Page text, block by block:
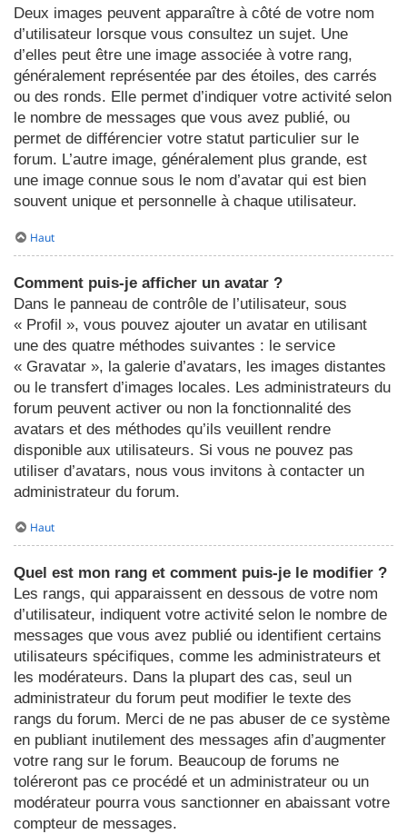
Deux images peuvent apparaître à côté de votre nom
d’utilisateur lorsque vous consultez un sujet. Une
d’elles peut être une image associée à votre rang,
généralement représentée par des étoiles, des carrés
ou des ronds. Elle permet d’indiquer votre activité selon
le nombre de messages que vous avez publié, ou
permet de différencier votre statut particulier sur le
forum. L’autre image, généralement plus grande, est
une image connue sous le nom d’avatar qui est bien
souvent unique et personnelle à chaque utilisateur.
Haut
Comment puis-je afficher un avatar ?
Dans le panneau de contrôle de l’utilisateur, sous
« Profil », vous pouvez ajouter un avatar en utilisant
une des quatre méthodes suivantes : le service
« Gravatar », la galerie d’avatars, les images distantes
ou le transfert d’images locales. Les administrateurs du
forum peuvent activer ou non la fonctionnalité des
avatars et des méthodes qu’ils veuillent rendre
disponible aux utilisateurs. Si vous ne pouvez pas
utiliser d’avatars, nous vous invitons à contacter un
administrateur du forum.
Haut
Quel est mon rang et comment puis-je le modifier ?
Les rangs, qui apparaissent en dessous de votre nom
d’utilisateur, indiquent votre activité selon le nombre de
messages que vous avez publié ou identifient certains
utilisateurs spécifiques, comme les administrateurs et
les modérateurs. Dans la plupart des cas, seul un
administrateur du forum peut modifier le texte des
rangs du forum. Merci de ne pas abuser de ce système
en publiant inutilement des messages afin d’augmenter
votre rang sur le forum. Beaucoup de forums ne
toléreront pas ce procédé et un administrateur ou un
modérateur pourra vous sanctionner en abaissant votre
compteur de messages.